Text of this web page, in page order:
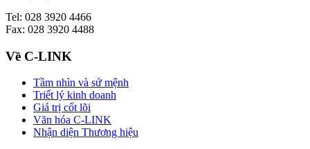
Tel: 028 3920 4466
Fax: 028 3920 4488
Về C-LINK
Tầm nhìn và sứ mệnh
Triết lý kinh doanh
Giá trị cốt lõi
Văn hóa C-LINK
Nhận diện Thương hiệu